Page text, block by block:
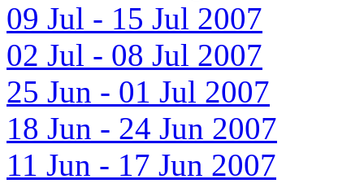
09 Jul - 15 Jul 2007
02 Jul - 08 Jul 2007
25 Jun - 01 Jul 2007
18 Jun - 24 Jun 2007
11 Jun - 17 Jun 2007